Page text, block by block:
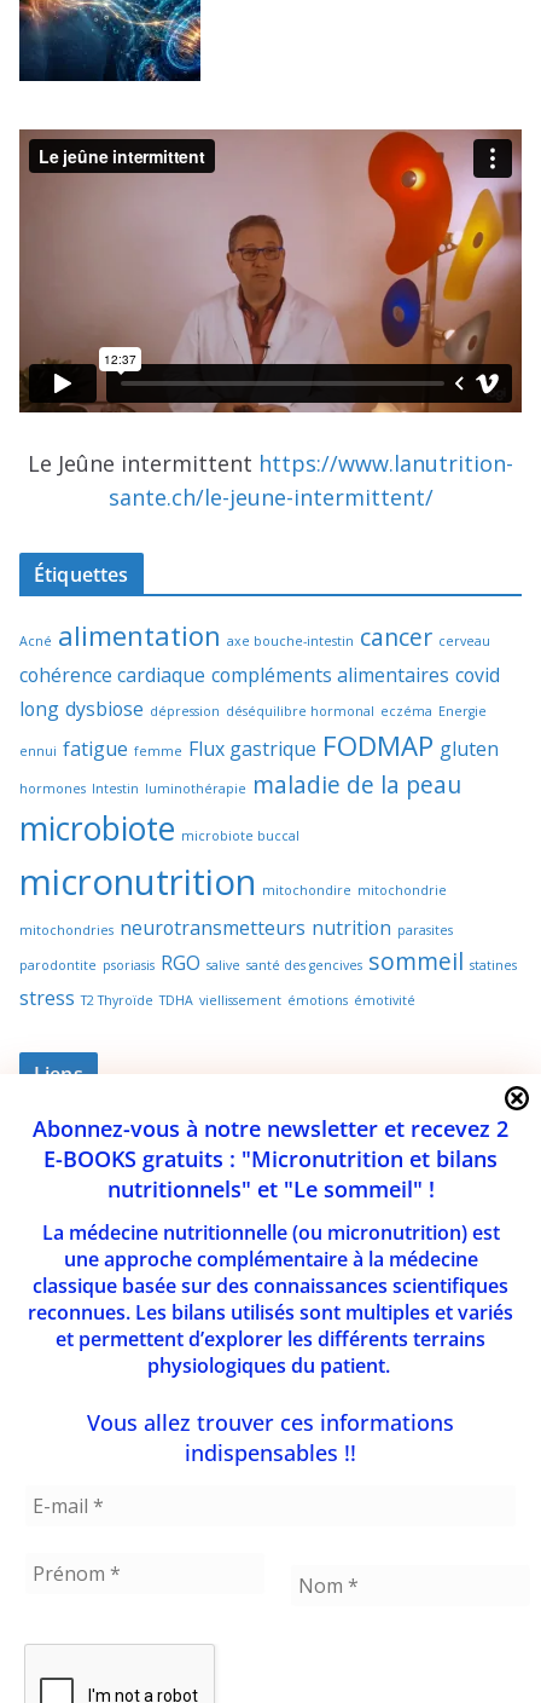
Abonnez-vous à notre newsletter et recevez 2
E-BOOKS gratuits : "Micronutrition et bilans
nutritionnels" et "Le sommeil" !
La médecine nutritionnelle (ou micronutrition) est
une approche complémentaire à la médecine
classique basée sur des connaissances scientifiques
reconnues. Les bilans utilisés sont multiples et variés
et permettent d’explorer les différents terrains
physiologiques du patient.
Vous allez trouver ces informations
indispensables !!
Le Jeûne intermittent https://www.lanutrition-
sante.ch/le-jeune-intermittent/
Étiquettes
Acné alimentation axe bouche-intestin cancer cerveau
cohérence cardiaque compléments alimentaires covid
long dysbiose dépression déséquilibre hormonal eczéma Energie
ennui fatigue femme Flux gastrique FODMAP gluten
hormones Intestin luminothérapie maladie de la peau
microbiote microbiote buccal
micronutrition mitochondire mitochondrie
mitochondries neurotransmetteurs nutrition parasites
parodontite psoriasis RGO salive santé des gencives sommeil statines
stress T2 Thyroïde TDHA viellissement émotions émotivité
Liens
Karine LagoutteThérapeute Nutritioniste
formée à mon approche et avec qui je collabore
depuis plus de 15 ans.
La nutrition.frNutrition et santé naturelle :
l’information indépendante basée sur la science
Le Manuel MSD pour le grand publicLe Manuel
MSD pour le grand public. Le meilleur endroit à
médicales
Les secrets du sommeil
Luxia scientific: analyse du microbiote
Valérie CupillardCréatrice Culinaire pour
donner des idées pour composer vos menus